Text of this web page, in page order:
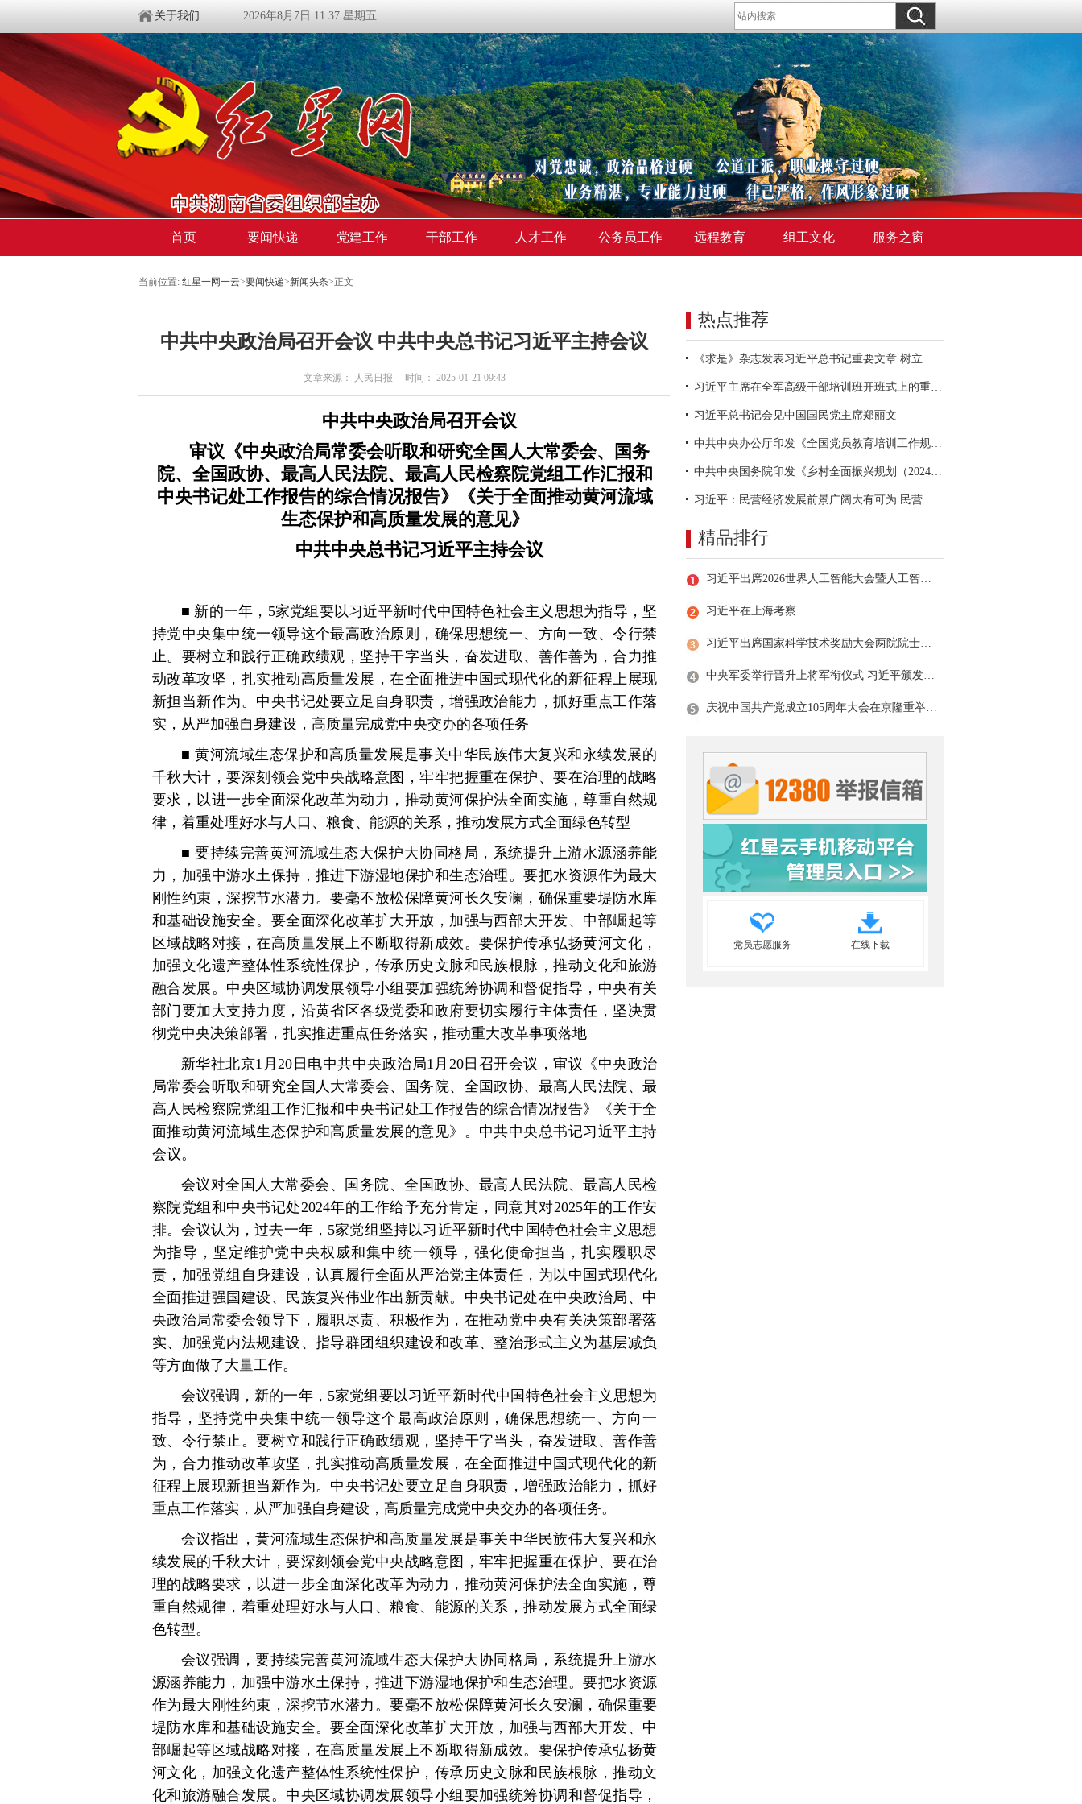
关于我们 2026年8月7日 11:37 星期五
首页 要闻快递 党建工作 干部工作 人才工作 公务员工作 远程教育 组工文化 服务之窗
当前位置: 红星一网一云>要闻快递>新闻头条>正文
中共中央政治局召开会议 中共中央总书记习近平主持会议
文章来源： 人民日报 时间： 2025-01-21 09:43
中共中央政治局召开会议
审议《中央政治局常委会听取和研究全国人大常委会、国务
院、全国政协、最高人民法院、最高人民检察院党组工作汇报和
中央书记处工作报告的综合情况报告》《关于全面推动黄河流域
生态保护和高质量发展的意见》
中共中央总书记习近平主持会议
■ 新的一年，5家党组要以习近平新时代中国特色社会主义思想为指导，坚
持党中央集中统一领导这个最高政治原则，确保思想统一、方向一致、令行禁
止。要树立和践行正确政绩观，坚持干字当头，奋发进取、善作善为，合力推
动改革攻坚，扎实推动高质量发展，在全面推进中国式现代化的新征程上展现
新担当新作为。中央书记处要立足自身职责，增强政治能力，抓好重点工作落
实，从严加强自身建设，高质量完成党中央交办的各项任务
■ 黄河流域生态保护和高质量发展是事关中华民族伟大复兴和永续发展的
千秋大计，要深刻领会党中央战略意图，牢牢把握重在保护、要在治理的战略
要求，以进一步全面深化改革为动力，推动黄河保护法全面实施，尊重自然规
律，着重处理好水与人口、粮食、能源的关系，推动发展方式全面绿色转型
■ 要持续完善黄河流域生态大保护大协同格局，系统提升上游水源涵养能
力，加强中游水土保持，推进下游湿地保护和生态治理。要把水资源作为最大
刚性约束，深挖节水潜力。要毫不放松保障黄河长久安澜，确保重要堤防水库
和基础设施安全。要全面深化改革扩大开放，加强与西部大开发、中部崛起等
区域战略对接，在高质量发展上不断取得新成效。要保护传承弘扬黄河文化，
加强文化遗产整体性系统性保护，传承历史文脉和民族根脉，推动文化和旅游
融合发展。中央区域协调发展领导小组要加强统筹协调和督促指导，中央有关
部门要加大支持力度，沿黄省区各级党委和政府要切实履行主体责任，坚决贯
彻党中央决策部署，扎实推进重点任务落实，推动重大改革事项落地
新华社北京1月20日电中共中央政治局1月20日召开会议，审议《中央政治
局常委会听取和研究全国人大常委会、国务院、全国政协、最高人民法院、最
高人民检察院党组工作汇报和中央书记处工作报告的综合情况报告》《关于全
面推动黄河流域生态保护和高质量发展的意见》。中共中央总书记习近平主持
会议。
会议对全国人大常委会、国务院、全国政协、最高人民法院、最高人民检
察院党组和中央书记处2024年的工作给予充分肯定，同意其对2025年的工作安
排。会议认为，过去一年，5家党组坚持以习近平新时代中国特色社会主义思想
为指导，坚定维护党中央权威和集中统一领导，强化使命担当，扎实履职尽
责，加强党组自身建设，认真履行全面从严治党主体责任，为以中国式现代化
全面推进强国建设、民族复兴伟业作出新贡献。中央书记处在中央政治局、中
央政治局常委会领导下，履职尽责、积极作为，在推动党中央有关决策部署落
实、加强党内法规建设、指导群团组织建设和改革、整治形式主义为基层减负
等方面做了大量工作。
会议强调，新的一年，5家党组要以习近平新时代中国特色社会主义思想为
指导，坚持党中央集中统一领导这个最高政治原则，确保思想统一、方向一
致、令行禁止。要树立和践行正确政绩观，坚持干字当头，奋发进取、善作善
为，合力推动改革攻坚，扎实推动高质量发展，在全面推进中国式现代化的新
征程上展现新担当新作为。中央书记处要立足自身职责，增强政治能力，抓好
重点工作落实，从严加强自身建设，高质量完成党中央交办的各项任务。
会议指出，黄河流域生态保护和高质量发展是事关中华民族伟大复兴和永
续发展的千秋大计，要深刻领会党中央战略意图，牢牢把握重在保护、要在治
理的战略要求，以进一步全面深化改革为动力，推动黄河保护法全面实施，尊
重自然规律，着重处理好水与人口、粮食、能源的关系，推动发展方式全面绿
色转型。
会议强调，要持续完善黄河流域生态大保护大协同格局，系统提升上游水
源涵养能力，加强中游水土保持，推进下游湿地保护和生态治理。要把水资源
作为最大刚性约束，深挖节水潜力。要毫不放松保障黄河长久安澜，确保重要
堤防水库和基础设施安全。要全面深化改革扩大开放，加强与西部大开发、中
部崛起等区域战略对接，在高质量发展上不断取得新成效。要保护传承弘扬黄
河文化，加强文化遗产整体性系统性保护，传承历史文脉和民族根脉，推动文
化和旅游融合发展。中央区域协调发展领导小组要加强统筹协调和督促指导，
热点推荐
《求是》杂志发表习近平总书记重要文章 树立和践行正确政绩观
习近平主席在全军高级干部培训班开班式上的重要讲话引领全军开展思想整风、深化政治整训
习近平总书记会见中国国民党主席郑丽文
中共中央办公厅印发《全国党员教育培训工作规划（2024－2028年）》
中共中央国务院印发《乡村全面振兴规划（2024—2027年）》
习近平：民营经济发展前景广阔大有可为 民营企业和民营企业家大显身手正当其时
精品排行
习近平出席2026世界人工智能大会暨人工智能全球治理高级别会议开幕式并发表主旨讲话
习近平在上海考察
习近平出席国家科学技术奖励大会两院院士大会中国科协第十一次全国代表大会并发表重要讲话
中央军委举行晋升上将军衔仪式 习近平颁发命令状并向晋衔的军官表示祝贺
庆祝中国共产党成立105周年大会在京隆重举行 习近平发表重要讲话
党员志愿服务 在线下载